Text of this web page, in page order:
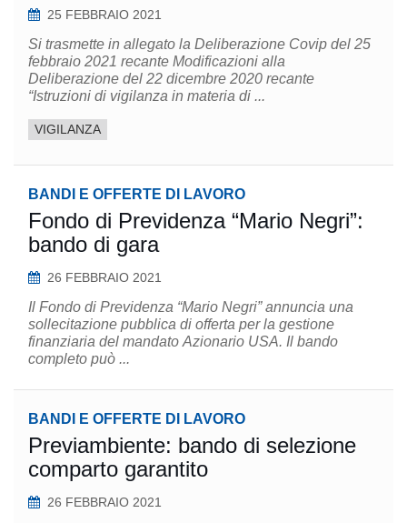
25 FEBBRAIO 2021
Si trasmette in allegato la Deliberazione Covip del 25
febbraio 2021 recante Modificazioni alla
Deliberazione del 22 dicembre 2020 recante
“Istruzioni di vigilanza in materia di ...
VIGILANZA
BANDI E OFFERTE DI LAVORO
Fondo di Previdenza “Mario Negri”:
bando di gara
26 FEBBRAIO 2021
Il Fondo di Previdenza “Mario Negri” annuncia una
sollecitazione pubblica di offerta per la gestione
finanziaria del mandato Azionario USA. Il bando
completo può ...
BANDI E OFFERTE DI LAVORO
Previambiente: bando di selezione
comparto garantito
26 FEBBRAIO 2021